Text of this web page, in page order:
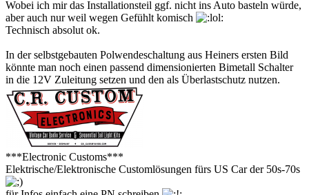
Wobei ich mir das Installationsteil ggf. nicht ins Auto basteln würde,
aber auch nur weil wegen Gefühlt komisch
Technisch absolut ok.
In der selbstgebauten Polwendeschaltung aus Heiners ersten Bild
könnte man noch einen passend dimensionierten Bimetall Schalter
in die 12V Zuleitung setzen und den als Überlastschutz nutzen.
***Electronic Customs***
Elektrische/Elektronische Customlösungen fürs US Car der 50s-70s